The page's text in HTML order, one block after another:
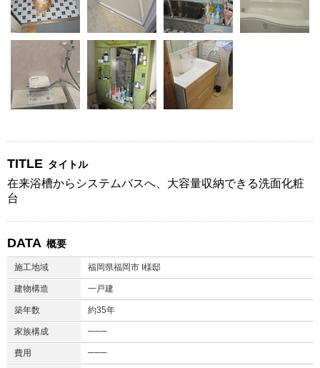
TITLE タイトル
在来浴槽からシステムバスへ、大容量収納できる洗面化粧
台
DATA 概要
施工地域 福岡県福岡市 I様邸
建物構造 一戸建
築年数 約35年
家族構成 ───
費用 ───